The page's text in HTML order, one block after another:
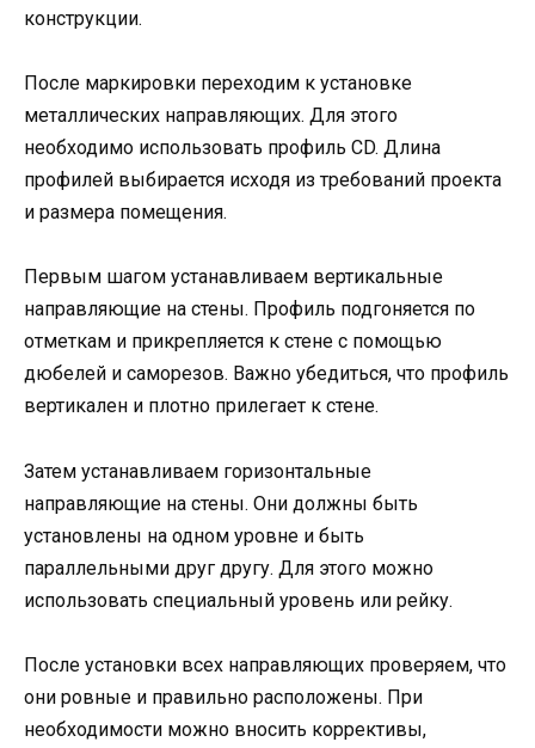
конструкции.
После маркировки переходим к установке
металлических направляющих. Для этого
необходимо использовать профиль CD. Длина
профилей выбирается исходя из требований проекта
и размера помещения.
Первым шагом устанавливаем вертикальные
направляющие на стены. Профиль подгоняется по
отметкам и прикрепляется к стене с помощью
дюбелей и саморезов. Важно убедиться, что профиль
вертикален и плотно прилегает к стене.
Затем устанавливаем горизонтальные
направляющие на стены. Они должны быть
установлены на одном уровне и быть
параллельными друг другу. Для этого можно
использовать специальный уровень или рейку.
После установки всех направляющих проверяем, что
они ровные и правильно расположены. При
необходимости можно вносить коррективы,